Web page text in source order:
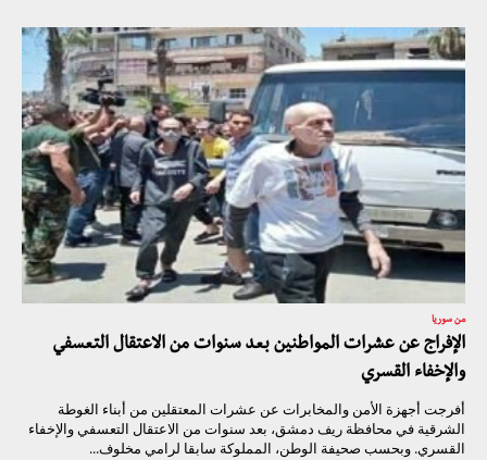
من سوريا
الإفراج عن عشرات المواطنين بعد سنوات من الاعتقال التعسفي
والإخفاء القسري
أفرجت أجهزة الأمن والمخابرات عن عشرات المعتقلين من أبناء الغوطة
الشرقية في محافظة ريف دمشق، بعد سنوات من الاعتقال التعسفي والإخفاء
القسري. وبحسب صحيفة الوطن، المملوكة سابقا لرامي مخلوف...